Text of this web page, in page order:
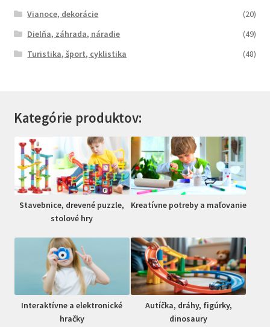
Vianoce, dekorácie
(20)
Dielňa, záhrada, náradie
(49)
Turistika, šport, cyklistika
(48)
Kategórie produktov:
Stavebnice, drevené puzzle,
stolové hry
Kreatívne potreby a maľovanie
Interaktívne a elektronické
hračky
Autíčka, dráhy, figúrky,
dinosaury